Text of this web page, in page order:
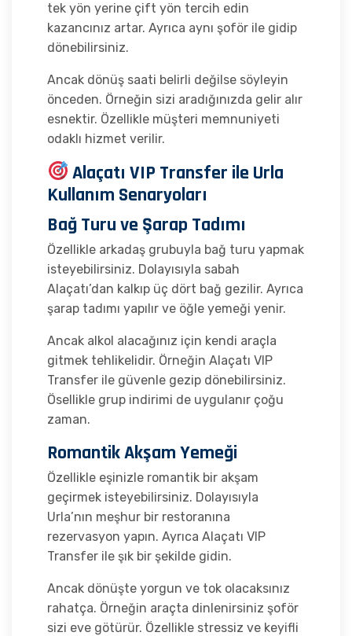
tek yön yerine çift yön tercih edin
kazancınız artar. Ayrıca aynı şoför ile gidip
dönebilirsiniz.
Ancak dönüş saati belirli değilse söyleyin
önceden. Örneğin sizi aradığınızda gelir alır
esnektir. Özellikle müşteri memnuniyeti
odaklı hizmet verilir.
Alaçatı VIP Transfer ile Urla
Kullanım Senaryoları
Bağ Turu ve Şarap Tadımı
Özellikle arkadaş grubuyla bağ turu yapmak
isteyebilirsiniz. Dolayısıyla sabah
Alaçatı’dan kalkıp üç dört bağ gezilir. Ayrıca
şarap tadımı yapılır ve öğle yemeği yenir.
Ancak alkol alacağınız için kendi araçla
gitmek tehlikelidir. Örneğin Alaçatı VIP
Transfer ile güvenle gezip dönebilirsiniz.
Ösellikle grup indirimi de uygulanır çoğu
zaman.
Romantik Akşam Yemeği
Özellikle eşinizle romantik bir akşam
geçirmek isteyebilirsiniz. Dolayısıyla
Urla’nın meşhur bir restoranına
rezervasyon yapın. Ayrıca Alaçatı VIP
Transfer ile şık bir şekilde gidin.
Ancak dönüşte yorgun ve tok olacaksınız
rahatça. Örneğin araçta dinlenirsiniz şoför
sizi eve götürür. Özellikle stressiz ve keyifli